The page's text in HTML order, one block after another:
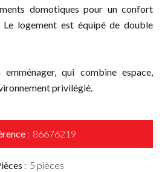
domotiques pour un confort
Le logement est équipé de double
qui combine espace,
privilégié.
86676219
5 pièces